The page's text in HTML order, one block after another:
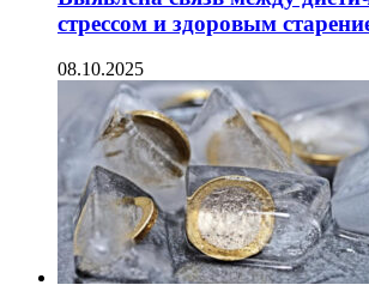
стрессом и здоровым
08.10.2025